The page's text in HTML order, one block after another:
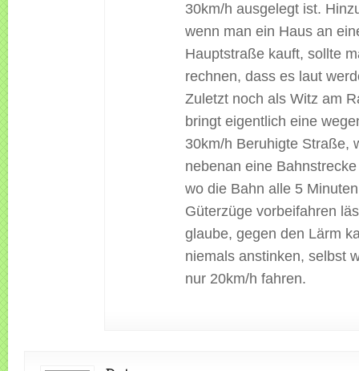
30km/h ausgelegt ist.
wenn man ein Haus an
Hauptstraße kauft, sollte
rechnen, dass es laut
Zuletzt noch als Witz am
bringt eigentlich eine
30km/h Beruhigte Straße,
nebenan eine
wo die Bahn alle 5
Güterzüge vorbeifahren
glaube, gegen den Lärm
niemals anstinken, selbst
nur 20km/h fahren.